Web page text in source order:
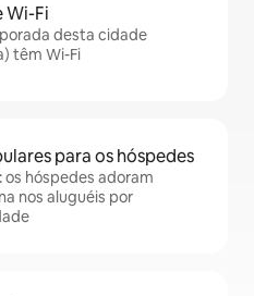
Wi-Fi
desta cidade
têm Wi-Fi
para os hóspedes
os hóspedes adoram
nos aluguéis por